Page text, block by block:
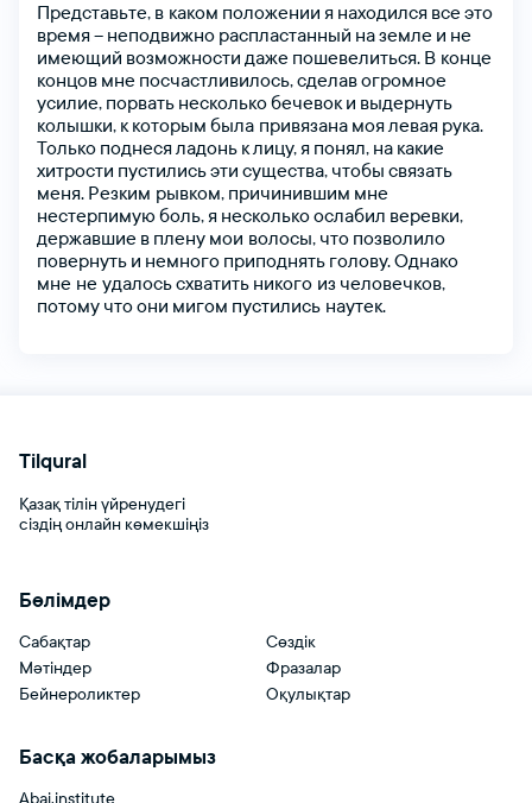
Представьте, в каком положении я находился все это
время– неподвижно распластанный наземле и не
имеющий возможности даже пошевелиться. В конце
концов мне посчастливилось,сделавогромное
усилие, порвать несколькобечевок и выдернуть
колышки, к которым была привязана моялевая рука.
Только поднесяладонь клицу,я понял, на какие
хитрости пустилисьэти существа, чтобы связать
меня. Резким рывком, причинившим мне
нестерпимуюболь,я несколькоослабил веревки,
державшие в плену мои волосы, что позволило
повернуть и немного приподнять голову.Однако
мне не удалосьсхватить никого из человечков,
потому чтоони мигом пустились наутек.
Tilqural
Қазақ тілін үйренудегі
сіздің онлайн көмекшіңіз
Бөлімдер
Сабақтар
Мәтіндер
Бейнероликтер
Сөздік
Фразалар
Оқулықтар
Басқа жобаларымыз
Abai.institute
Құпия сөзімді ұмыттым
сөзіңізді қайталаңыз
таңдаңыз